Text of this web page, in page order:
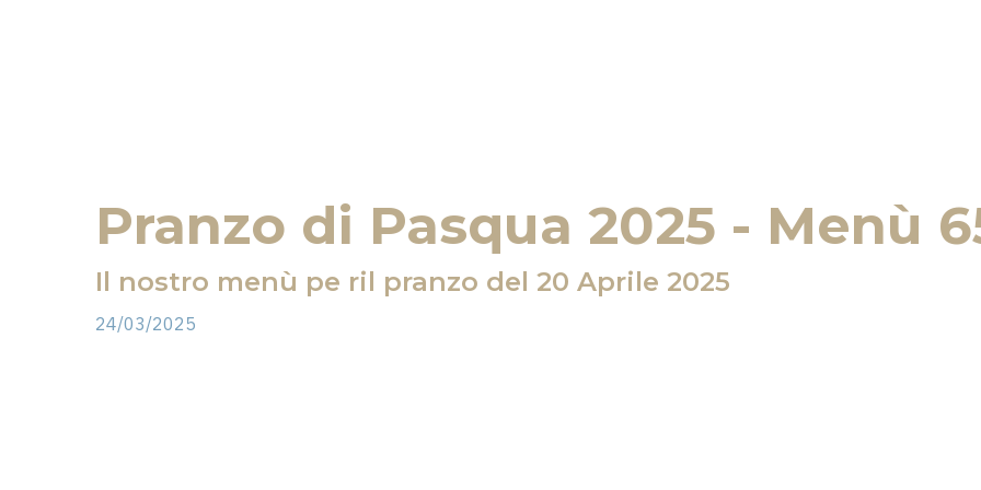
Pranzo di Pasqua 2025 - Menù
Il nostro menù pe ril pranzo del 20 Aprile 2025
24/03/2025